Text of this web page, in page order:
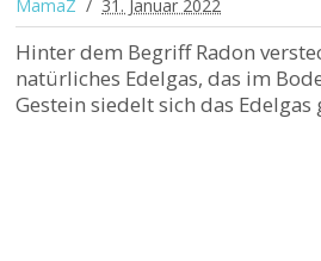
MamaZ 31. Januar 2022
Hinter dem Begriff Radon
natürliches Edelgas, das im
Gestein siedelt sich das Edelgas